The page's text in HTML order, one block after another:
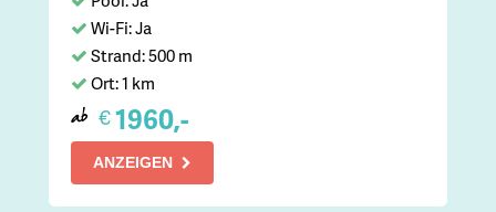
Wi-Fi: Ja
Strand: 500 m
Ort: 1 km
ab €1960,-
ANZEIGEN